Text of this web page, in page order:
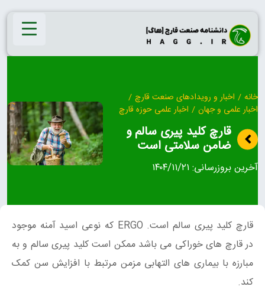
Skip
content
خانه / اخبار و رویدادهای صنعت قارچ /
اخبار علمی و جهان / اخبار علمی حوزه قارچ
قارچ کلید پیری سالم و
ضامن سلامتی است
آخرین بروزرسانی: ۱۴۰۴/۱۱/۲۱
قارچ کلید پیری سالم است. ERGO که نوعی اسید آمنه موجود
در قارچ های خوراکی می باشد ممکن است کلید پیری سالم و به
مبارزه با بیماری های التهابی مزمن مرتبط با افزایش سن کمک
کند.